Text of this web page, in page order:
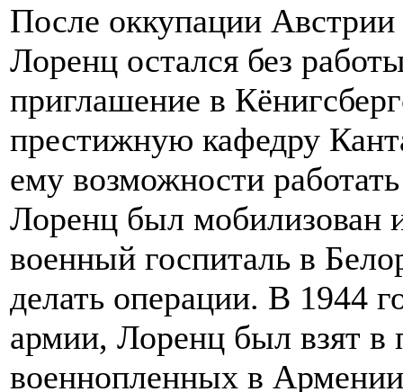
После оккупации Австрии
Лоренц остался без
приглашение в
престижную кафедру
ему возможности
Лоренц был мобилизован
военный госпиталь в
делать операции. В 1944
армии, Лоренц был взят в
военнопленных в